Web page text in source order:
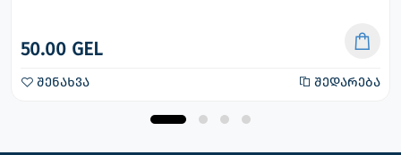
50.00 GEL
შენახვა შედარება